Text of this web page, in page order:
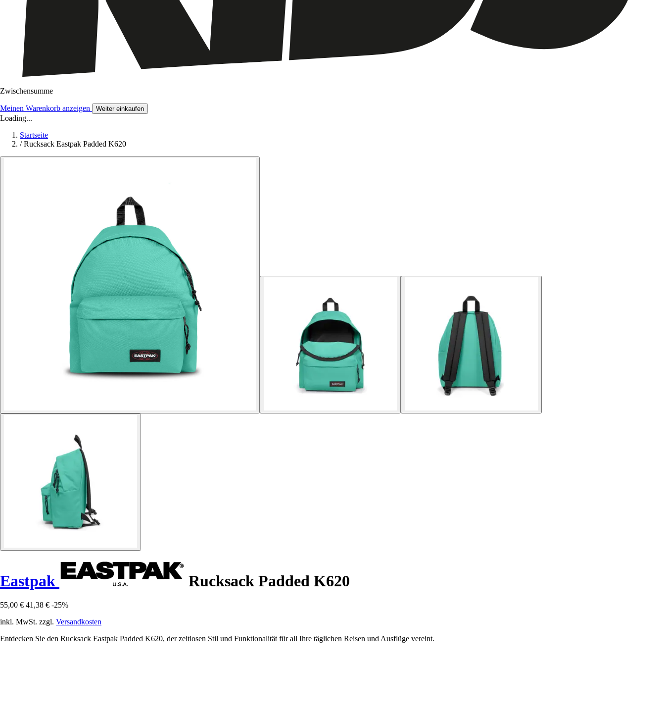
Zwischensumme
Meinen Warenkorb anzeigen Weiter einkaufen
Loading...
Startseite
/ Rucksack Eastpak Padded K620
Eastpak Rucksack Padded K620
55,00 € 41,38 € -25%
inkl. MwSt. zzgl. Versandkosten
Entdecken Sie den Rucksack Eastpak Padded K620, der zeitlosen Stil und Funktionalität für all Ihre täglichen Reisen und Ausflüge vereint.